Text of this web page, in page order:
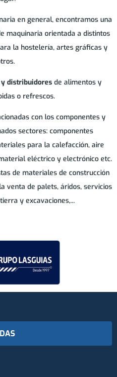
en general, encontramos una
maquinaria orientada a distintos
la hostelería, artes gráficas y
distribuidores de alimentos y
o refrescos.
con los componentes y
sectores: componentes
para la calefacción, aire
eléctrico y electrónico etc.
de materiales de construcción
venta de palets, áridos, servicios
y excavaciones,...